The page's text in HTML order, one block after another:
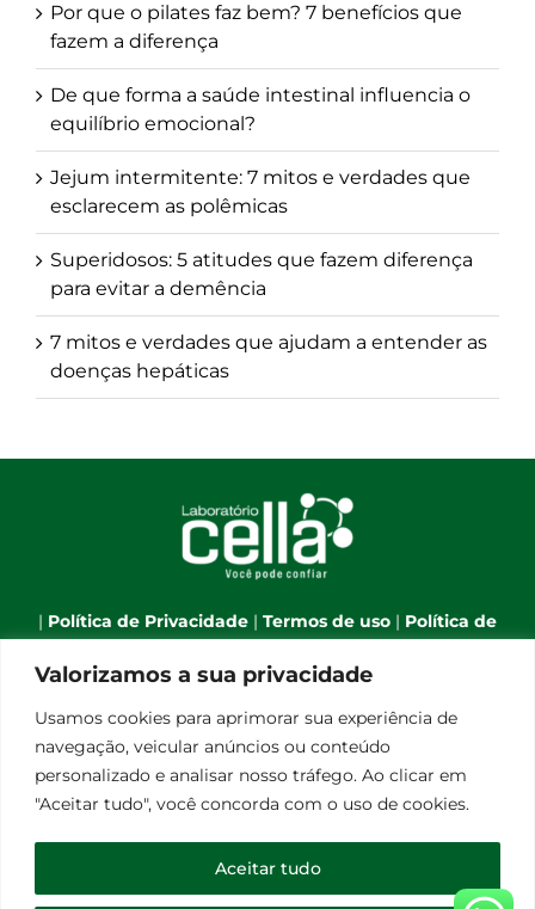
Valorizamos a sua privacidade
Usamos cookies para aprimorar sua experiência de
navegação, veicular anúncios ou conteúdo
personalizado e analisar nosso tráfego. Ao clicar em
"Aceitar tudo", você concorda com o uso de cookies.
Aceitar tudo
Por que o pilates faz bem? 7 benefícios que
fazem a diferença
De que forma a saúde intestinal influencia o
equilíbrio emocional?
Jejum intermitente: 7 mitos e verdades que
esclarecem as polêmicas
Superidosos: 5 atitudes que fazem diferença
para evitar a demência
7 mitos e verdades que ajudam a entender as
doenças hepáticas
| Política de Privacidade | Termos de uso | Política de
Cookies|Webmail|
mail:atendimento@laboratoriocella.com.br | Banco
de talentos:pessoal@laboratoriocella.com.br
© Copyright 2012 - 2026 | Laboratório Cella - All Rights
Laboratório de Análises Clínicas Cella Ltda - CNPJ
08.248.656/0001-30